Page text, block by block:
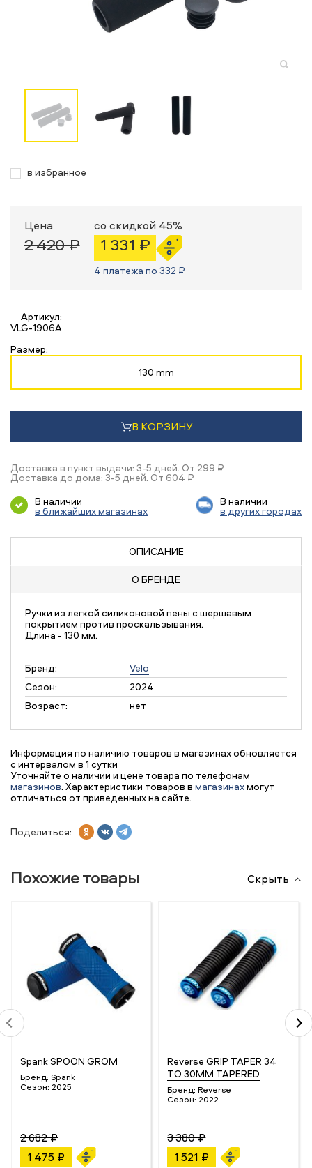
в избранное
Цена
2 420 ₽
со скидкой 45%
1 331 ₽
4 платежа по 332 ₽
Артикул:
VLG-1906A
Размер:
130 mm
В КОРЗИНУ
Доставка в пункт выдачи: 3-5 дней. От 299 ₽
Доставка до дома: 3-5 дней. От 604 ₽
В наличии
в ближайших магазинах
В наличии
в других городах
ОПИСАНИЕ
О БРЕНДЕ
Ручки из легкой силиконовой пены с шершавым
покрытием против проскальзывания.
Длина - 130 мм.
Бренд:
Velo
Сезон:
2024
Возраст:
нет
Информация по наличию товаров в магазинах обновляется
с интервалом в 1 сутки
Уточняйте о наличии и цене товара по телефонам
магазинов. Характеристики товаров в магазинахмогут
отличаться от приведенных на сайте.
Поделиться:
Похожие товары Скрыть
Spank SPOON GROM
Бренд: Spank
Сезон: 2025
2 682 ₽
1 475 ₽
Reverse GRIP TAPER 34
TO 30MM TAPERED
Бренд: Reverse
Сезон: 2022
3 380 ₽
1 521 ₽